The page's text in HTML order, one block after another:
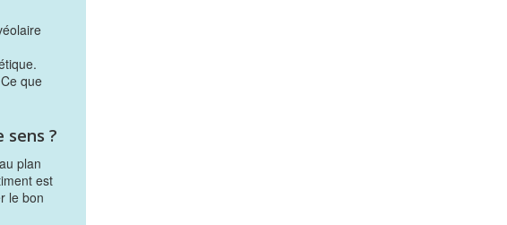
que
sens ?
plan
est
le bon